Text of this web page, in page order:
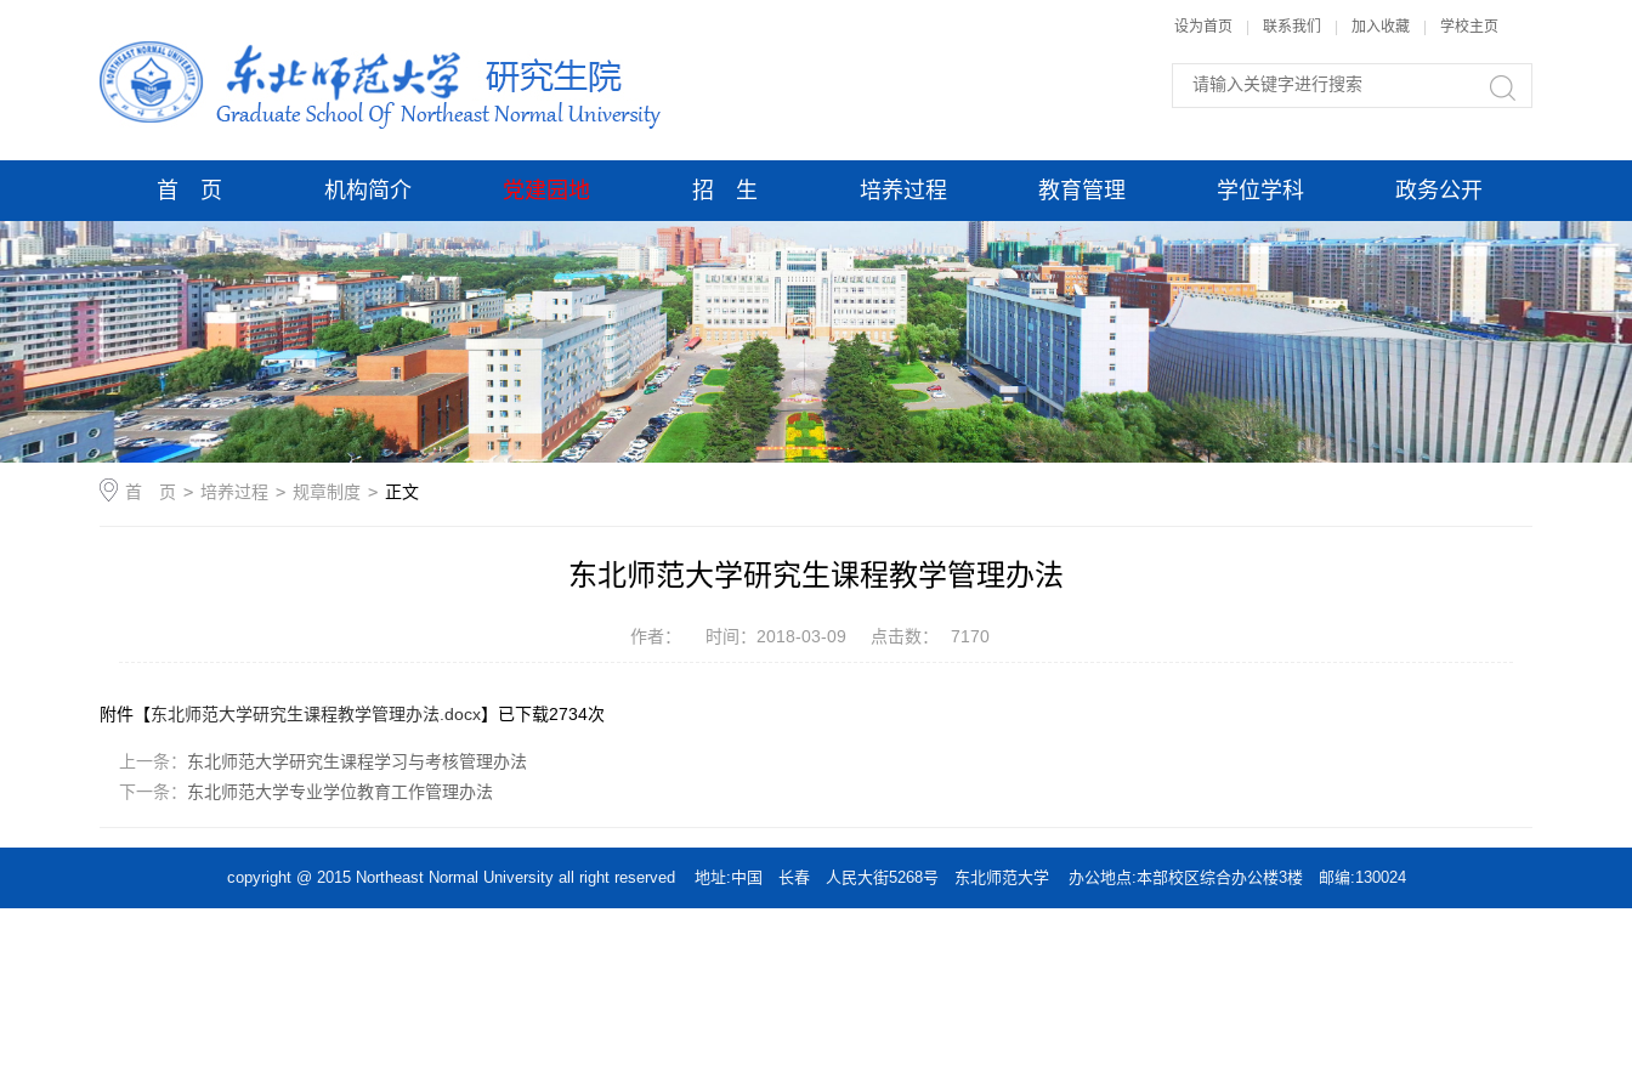
设为首页 联系我们 加入收藏 学校主页
首 页 机构简介 党建园地 招 生 培养过程 教育管理 学位学科 政务公开
首 页 > 培养过程 > 规章制度 > 正文
东北师范大学研究生课程教学管理办法
作者： 时间：2018-03-09 点击数： 7170
附件【东北师范大学研究生课程教学管理办法.docx】已下载2734次
上一条： 东北师范大学研究生课程学习与考核管理办法
下一条： 东北师范大学专业学位教育工作管理办法
copyright @ 2015 Northeast Normal University all right reserved 地址:中国 长春 人民大街5268号 东北师范大学 办公地点:本部校区综合办公楼3楼 邮编:130024